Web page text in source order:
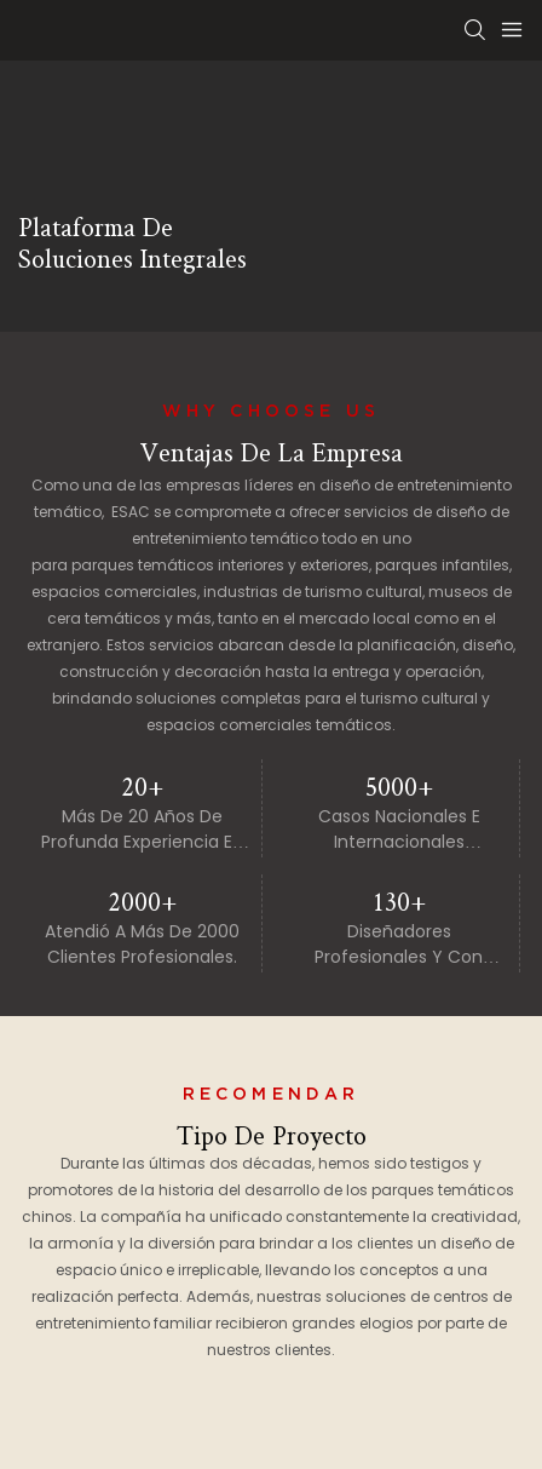
Plataforma De
Soluciones Integrales
WHY CHOOSE US
Ventajas De La Empresa
Como una de las empresas líderes en diseño de entretenimiento
temático, ESAC se compromete a ofrecer servicios de diseño de
entretenimiento temático todo en uno
para parques temáticos interiores y exteriores, parques infantiles,
espacios comerciales, industrias de turismo cultural, museos de
cera temáticos y más, tanto en el mercado local como en el
extranjero. Estos servicios abarcan desde la planificación, diseño,
construcción y decoración hasta la entrega y operación,
brindando soluciones completas para el turismo cultural y
espacios comerciales temáticos.
20+
Más De 20 Años De
Profunda Experiencia En
5000+
Casos Nacionales E
Internacionales
2000+
Atendió A Más De 2000
Clientes Profesionales.
130+
Diseñadores
Profesionales Y Con
RECOMENDAR
Tipo De Proyecto
Durante las últimas dos décadas, hemos sido testigos y
promotores de la historia del desarrollo de los parques temáticos
chinos. La compañía ha unificado constantemente la creatividad,
la armonía y la diversión para brindar a los clientes un diseño de
espacio único e irreplicable, llevando los conceptos a una
realización perfecta. Además, nuestras soluciones de centros de
entretenimiento familiar recibieron grandes elogios por parte de
nuestros clientes.